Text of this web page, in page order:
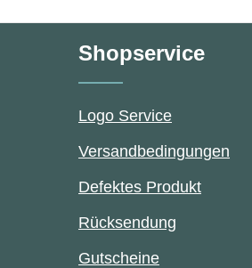
Shopservice
Logo Service
Versandbedingungen
Defektes Produkt
Rücksendung
Gutscheine